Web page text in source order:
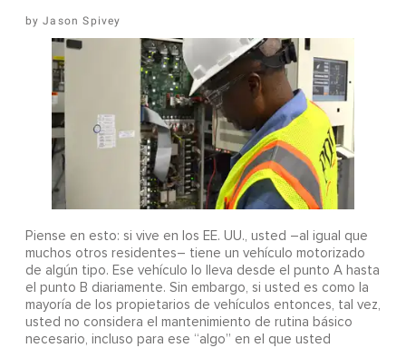
Jason Spivey
Piense en esto: si vive en los EE. UU., usted –al igual que
muchos otros residentes– tiene un vehículo motorizado
de algún tipo. Ese vehículo lo lleva desde el punto A hasta
el punto B diariamente. Sin embargo, si usted es como la
mayoría de los propietarios de vehículos entonces, tal vez,
usted no considera el mantenimiento de rutina básico
necesario, incluso para ese “algo” en el que usted